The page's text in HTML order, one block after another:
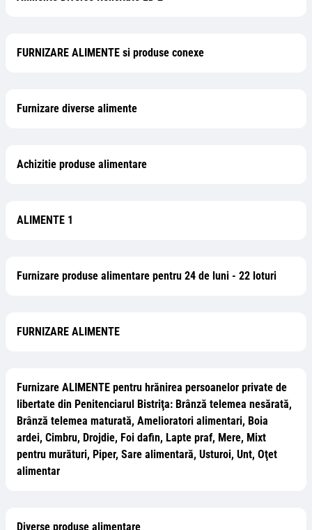
FURNIZARE ALIMENTE si produse conexe
Furnizare diverse alimente
Achizitie produse alimentare
ALIMENTE 1
Furnizare produse alimentare pentru 24 de luni - 22 loturi
FURNIZARE ALIMENTE
Furnizare ALIMENTE pentru hrănirea persoanelor private de
libertate din Penitenciarul Bistriţa: Brânză telemea nesărată,
Brânză telemea maturată, Amelioratori alimentari, Boia
ardei, Cimbru, Drojdie, Foi dafin, Lapte praf, Mere, Mixt
pentru murături, Piper, Sare alimentară, Usturoi, Unt, Oţet
alimentar
Diverse produse alimentare